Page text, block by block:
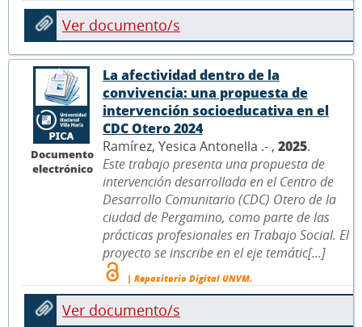
Ver documento/s
Documento
electrónico
La afectividad dentro de la
convivencia: una propuesta de
intervención socioeducativa en el
CDC Otero 2024
Ramírez, Yesica Antonella .- , 2025.
Este trabajo presenta una propuesta de
intervención desarrollada en el Centro de
Desarrollo Comunitario (CDC) Otero de la
ciudad de Pergamino, como parte de las
prácticas profesionales en Trabajo Social. El
proyecto se inscribe en el eje temátic[...]
| Repositorio Digital UNVM.
Ver documento/s